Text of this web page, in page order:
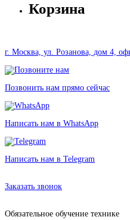
Корзина
г. Москва, ул. Розанова, дом 4,
Позвонить нам прямо сейчас
Написать нам в WhatsApp
Написать нам в Telegram
Заказать звонок
Обязательное обучение технике